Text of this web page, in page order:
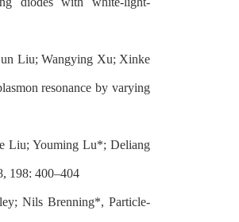
Liu; Wangying Xu; Xinke
resonance by varying
Liu; Youming Lu*; Deliang
198: 400–404
Nils Brenning*, Particle-